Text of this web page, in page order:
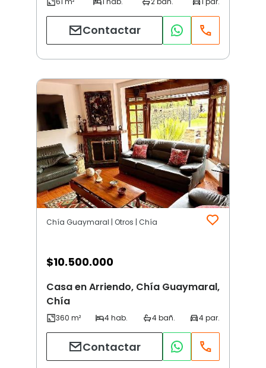
Contactar
Chía Guaymaral | Otros | Chía
$10.500.000
Casa en Arriendo, Chía Guaymaral,
Chía
Contactar